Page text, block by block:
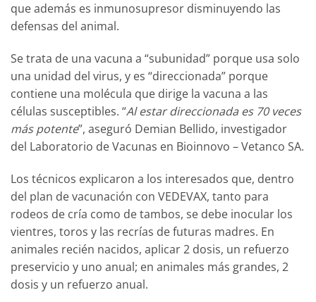
que además es inmunosupresor disminuyendo las
defensas del animal.
Se trata de una vacuna a “subunidad” porque usa solo
una unidad del virus, y es “direccionada” porque
contiene una molécula que dirige la vacuna a las
células susceptibles. “Al estar direccionada es 70 veces
más potente”, aseguró Demian Bellido, investigador
del Laboratorio de Vacunas en Bioinnovo – Vetanco SA.
Los técnicos explicaron a los interesados que, dentro
del plan de vacunación con VEDEVAX, tanto para
rodeos de cría como de tambos, se debe inocular los
vientres, toros y las recrías de futuras madres. En
animales recién nacidos, aplicar 2 dosis, un refuerzo
preservicio y uno anual; en animales más grandes, 2
dosis y un refuerzo anual.